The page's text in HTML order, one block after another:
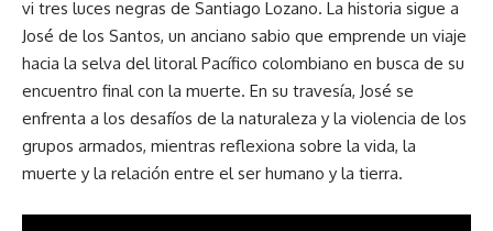
vi tres luces negras de Santiago Lozano. La historia sigue a
José de los Santos, un anciano sabio que emprende un viaje
hacia la selva del litoral Pacífico colombiano en busca de su
encuentro final con la muerte. En su travesía, José se
enfrenta a los desafíos de la naturaleza y la violencia de los
grupos armados, mientras reflexiona sobre la vida, la
muerte y la relación entre el ser humano y la tierra.